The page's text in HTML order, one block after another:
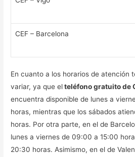
CEF – Barcelona
En cuanto a los horarios de atención
variar, ya que elteléfono gratuito de
encuentra disponible de lunes a
horas, mientras que los sábados
horas. Por otra parte, en el de
lunes a viernes de 09:00 a 15:00
20:30 horas. Asimismo, en el de